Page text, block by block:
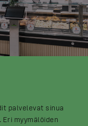
palvelevat sinua
myymälöiden